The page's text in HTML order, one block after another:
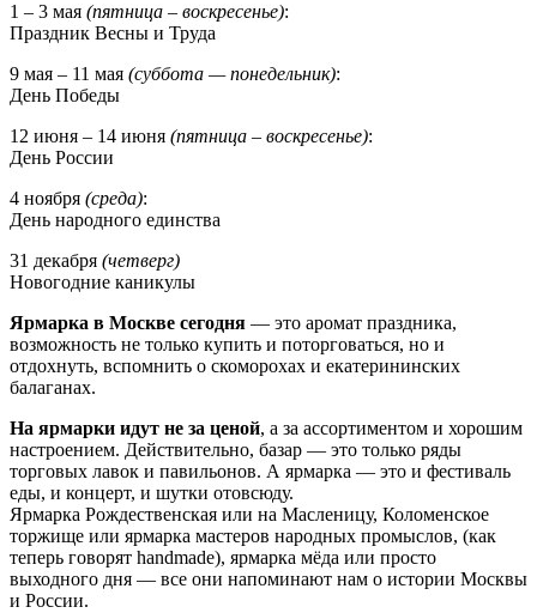
1 – 3 мая (пятница – воскресенье):
Праздник Весны и Труда
9 мая – 11 мая (суббота — понедельник):
День Победы
12 июня – 14 июня (пятница – воскресенье):
День России
4 ноября (среда):
День народного единства
31 декабря (четверг)
Новогодние каникулы
Ярмарка в Москве сегодня — это аромат праздника,
возможность не только купить и поторговаться, но и
отдохнуть, вспомнить о скоморохах и екатерининских
балаганах.
На ярмарки идут не за ценой, а за ассортиментом и хорошим
настроением. Действительно, базар — это только ряды
торговых лавок и павильонов. А ярмарка — это и фестиваль
еды, и концерт, и шутки отовсюду.
Ярмарка Рождественская или на Масленицу, Коломенское
торжище или ярмарка мастеров народных промыслов, (как
теперь говорят handmade), ярмарка мёда или просто
выходного дня — все они напоминают нам о истории Москвы
и России.